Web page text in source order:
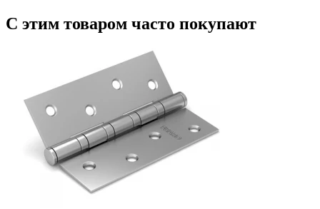
С этим товаром часто покупают